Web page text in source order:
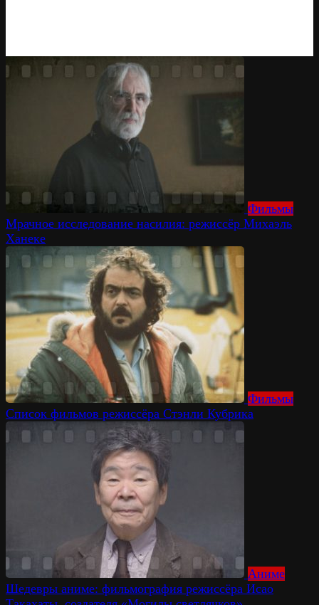
Фильмы
Мрачное исследование насилия: режиссёр Михаэль
Ханеке
Фильмы
Список фильмов режиссёра Стэнли Кубрика
Аниме
Шедевры аниме: фильмография режиссёра Исао